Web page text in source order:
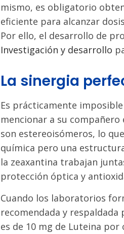
mismo, es obligatorio
eficiente para alcanzar
Por ello, el desarrollo de
Investigación y desarrollo
La sinergia
Es prácticamente
mencionar a su
son estereoisómeros, lo
química pero una
la zeaxantina trabajan
protección óptica y
Cuando los laboratorios
recomendada y
es de 10 mg de Luteina por